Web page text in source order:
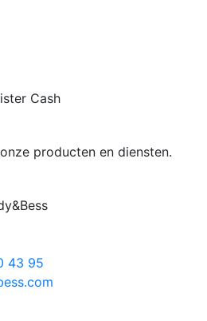
producten en diensten.
43 95